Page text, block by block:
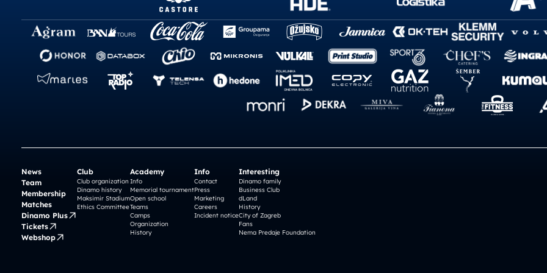
News
Team
Membership
Matches
Dinamo Plus
Tickets
Webshop
Club
Club organization
Dinamo history
Maksimir Stadium
Ethics Committee
Academy
Info
Memorial tournament
Open school
Teams
Camps
Organization
History
Info
Contact
Press
Marketing
Careers
Incident notice
Interesting
Dinamo family
Business Club
dLand
History
City of Zagreb
Fans
Nema Predaje Foundation